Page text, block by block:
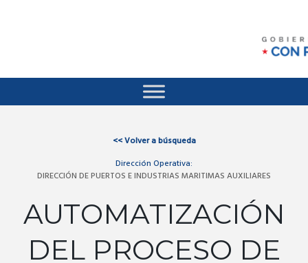
<<Volver a búsqueda
Dirección Operativa:
DIRECCIÓN DE PUERTOS E INDUSTRIAS MARITIMAS AUXILIARES
AUTOMATIZACIÓN
DEL PROCESO DE